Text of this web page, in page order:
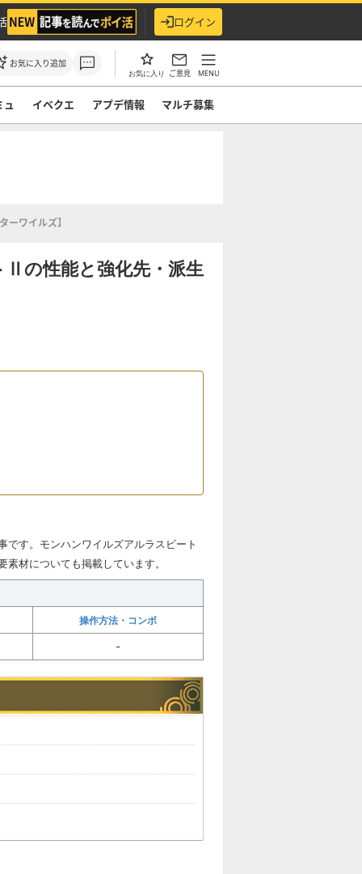
ログイン
お気に入り追加
お気に入り ご意見 MENU
ュ イベクエ アプデ情報 マルチ募集
ワイルズ】
の性能と強化先・派生
す。モンハンワイルズアルラスビート
材についても掲載しています。
操作方法・コンボ
ｰ